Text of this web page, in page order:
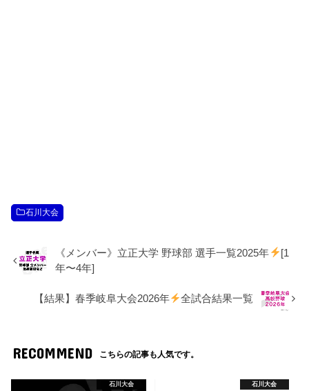
石川大会
《メンバー》立正大学 野球部 選手一覧2025年
[1
年〜4年]
【結果】春季岐阜大会2026年 全試合結果一覧
RECOMMEND こちらの記事も人気です。
石川大会 石川大会